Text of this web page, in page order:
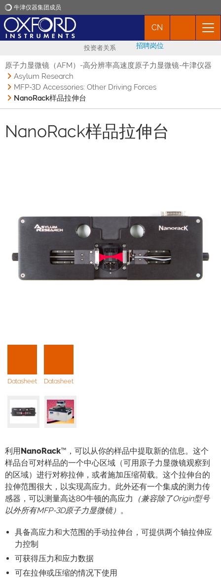
牛津仪器集团成员
产品
CN
投资者关系 招聘岗位
原子力显微镜（AFM）-高分辨率高速度原子力显微镜-牛津仪器
Asylum Research
MFP-3D Accessories: Other Driving Forces
NanoRack样品拉伸台
NanoRack样品拉伸台
Datasheet Datasheet
利用NanoRack™，可以从你的样品中提取新的信息。这个
样品台可对样品的一个中心区域（可用原子力显微镜观察到
的区域）进行对称拉伸，或者施加压缩荷载。这个拉伸台的
拉伸范围很大，以实现高应力。此外还有一个集成的测力传
感器，可以测量高达80牛顿的高应力
（兼容除了Origin型号
以外所有MFP-3D原子力显微镜） 。
具备高应力和大范围的手动拉伸台，可提供两个轴拉伸应
力控制
可获得压力和应力数据
可在拉伸或压缩的情况下使用